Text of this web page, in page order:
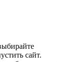
сайт.